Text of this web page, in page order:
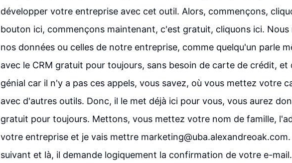
développer votre entreprise avec cet outil. Alors, commençons,
bouton ici, commençons maintenant, c'est gratuit, cliquons ici. Nous
nos données ou celles de notre entreprise, comme quelqu'un parle
avec le CRM gratuit pour toujours, sans besoin de carte de crédit, et
génial car il n'y a pas ces appels, vous savez, où vous mettez votre
avec d'autres outils. Donc, il le met déjà ici pour vous, vous aurez
gratuit pour toujours. Mettons, vous mettez votre nom de famille,
votre entreprise et je vais mettre
suivant et là, il demande logiquement la confirmation de votre e-